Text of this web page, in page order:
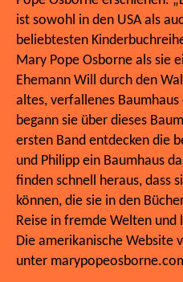
ist sowohl in den USA als
beliebtesten
Mary Pope Osborne als sie
Ehemann Will durch den
altes, verfallenes
begann sie über dieses
ersten Band entdecken die
und Philipp ein Baumhaus
finden schnell heraus, dass
können, die sie in den
Reise in fremde Welten und
Die amerikanische Website
unter